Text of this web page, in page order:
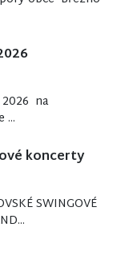
na
...
koncerty
SWINGOVÉ